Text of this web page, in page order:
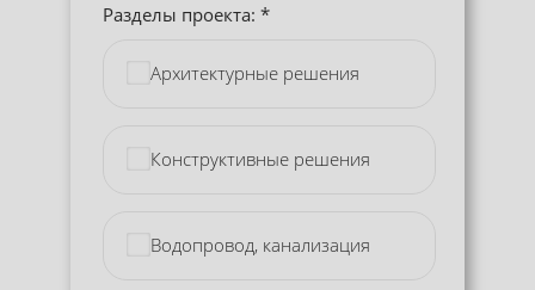
Разделы проекта:
Архитектурные решения
Конструктивные решения
Водопровод, канализация